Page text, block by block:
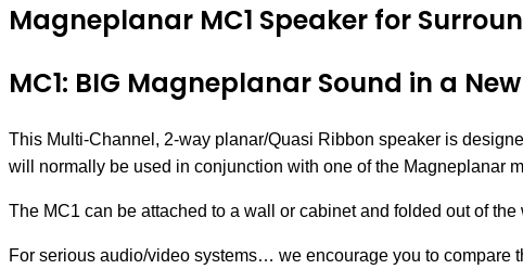
Magneplanar MC1 Speaker for
MC1: BIG Magneplanar Sound in a
This Multi-Channel, 2-way planar/Quasi Ribbon speaker is
will normally be used in conjunction with one of the Magneplanar
The MC1 can be attached to a wall or cabinet and folded out of
For serious audio/video systems… we encourage you to compare